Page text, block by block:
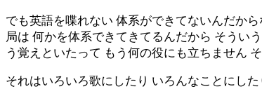
でも英語を喋れない 体系ができてないんだか
局は 何かを体系できてきてるんだから そうい
う覚えといたって もう何の役にも立ちません
それはいろいろ歌にしたり いろんなことにし